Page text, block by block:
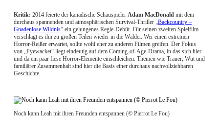
Kritik: 2014 feierte der kanadische Schauspieler Adam MacDonald mit dem
durchaus spannenden und atmosphärischen Survival-Thriller „Backcountry –
Gnadenlose Wildnis“ ein gelungenes Regie-Debüt. Für seinen zweiten Spielfilm
verschlägt es ihn zu großen Teilen wieder in die Wälder. Wer einen extremen
Horror-Reißer erwartet, sollte wohl eher zu anderen Filmen greifen. Der Fokus
von „Pyewacket“ liegt eindeutig auf dem Coming-of-Age-Drama, in das sich hier
und da ein paar fiese Horror-Elemente einschleichen. Themen wie Trauer, Wut und
familiärer Zusammenhalt sind hier die Basis einer durchaus nachvollziehbaren
Geschichte.
Noch kann Leah mit ihren Freunden entspannen (© Pierrot Le Fou)